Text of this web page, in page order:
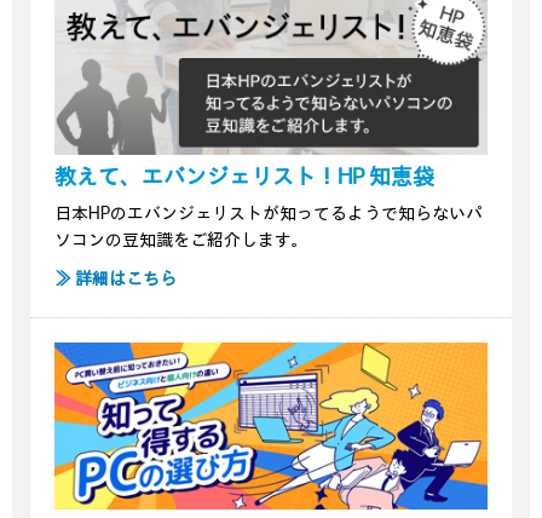
教えて、エバンジェリスト！HP 知恵袋
日本HPのエバンジェリストが知ってるようで知らないパ
ソコンの豆知識をご紹介します。
≫ 詳細はこちら